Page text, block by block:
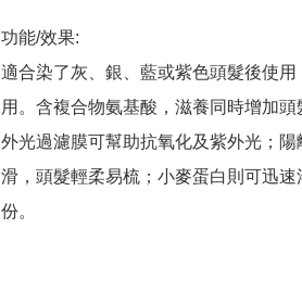
功能/效果:
適合染了灰、銀、藍或紫色頭髮後使
用。含複合物氨基酸，滋養同時增加
外光過濾膜可幫助抗氧化及紫外光；
滑，頭髮輕柔易梳；小麥蛋白則可迅
份。